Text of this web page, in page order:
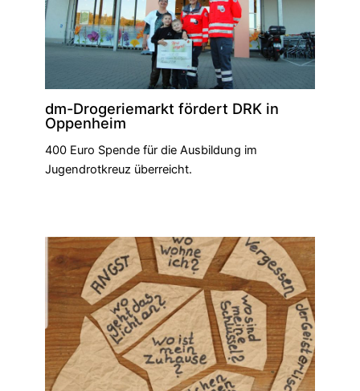
dm-Drogeriemarkt fördert DRK in
Oppenheim
400 Euro Spende für die Ausbildung im
Jugendrotkreuz überreicht.